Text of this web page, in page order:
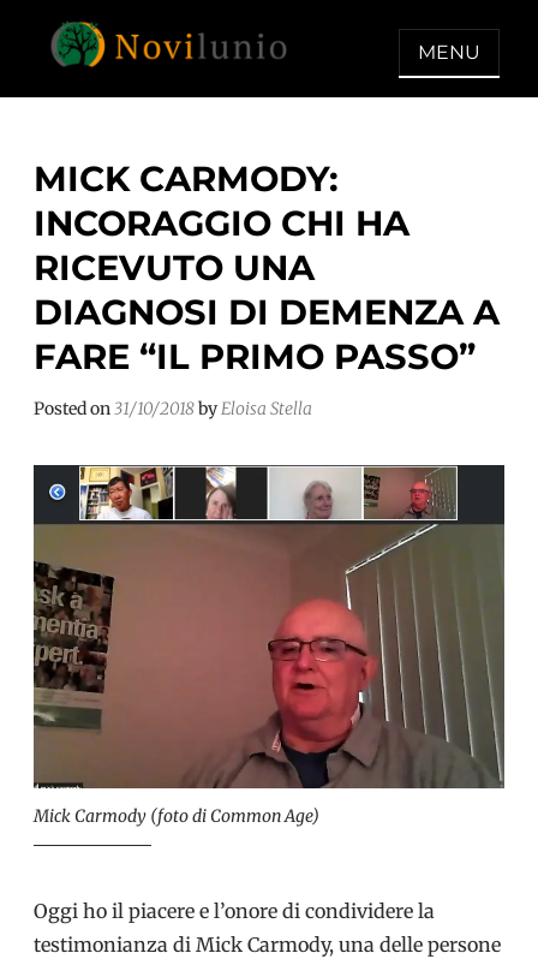
NOVILUNIO
Un aiuto con concreto dopo la
MENU
MICK CARMODY:
INCORAGGIO CHI HA
RICEVUTO UNA
DIAGNOSI DI DEMENZA A
FARE “IL PRIMO PASSO”
Posted on31/10/2018byEloisa Stella
Mick Carmody (foto di Common Age)
Oggi ho il piacere e l’onore di condividere la
testimonianza di Mick Carmody, una delle persone